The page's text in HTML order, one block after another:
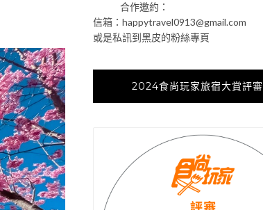
合作邀約：
信箱： happytravel0913@gmail.com
或是私訊到黑皮的粉絲專頁
2024食尚玩家旅宿大賞評審